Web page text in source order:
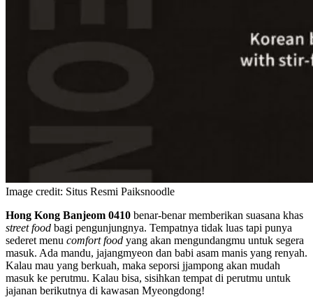
Image credit: Situs Resmi Paiksnoodle
Hong Kong Banjeom 0410 benar-benar memberikan suasana khas
street food bagi pengunjungnya. Tempatnya tidak luas tapi punya
sederet menu comfort food yang akan mengundangmu untuk segera
masuk. Ada mandu, jajangmyeon dan babi asam manis yang renyah.
Kalau mau yang berkuah, maka seporsi jjampong akan mudah
masuk ke perutmu. Kalau bisa, sisihkan tempat di perutmu untuk
jajanan berikutnya di kawasan Myeongdong!